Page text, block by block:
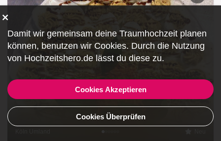
Damit wir gemeinsam deine Traumhochzeit planen
können, benutzen wir Cookies. Durch die Nutzung
von Hochzeitshero.de lässt du diese zu.
Cookies Akzeptieren
Cookies Überprüfen